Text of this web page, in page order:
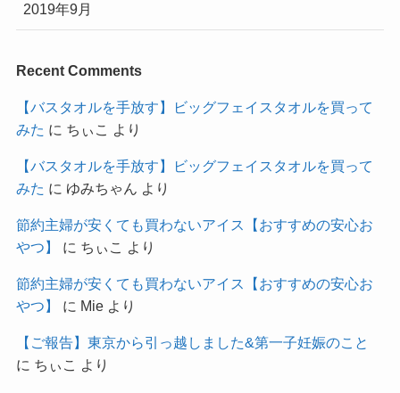
2019年9月
Recent Comments
【バスタオルを手放す】ビッグフェイスタオルを買って
みた に ちぃこ より
【バスタオルを手放す】ビッグフェイスタオルを買って
みた に ゆみちゃん より
節約主婦が安くても買わないアイス【おすすめの安心お
やつ】
に ちぃこ より
節約主婦が安くても買わないアイス【おすすめの安心お
やつ】
に Mieより
【ご報告】東京から引っ越しました&第一子妊娠のこと
に ちぃこ より